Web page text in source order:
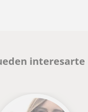
interesarte